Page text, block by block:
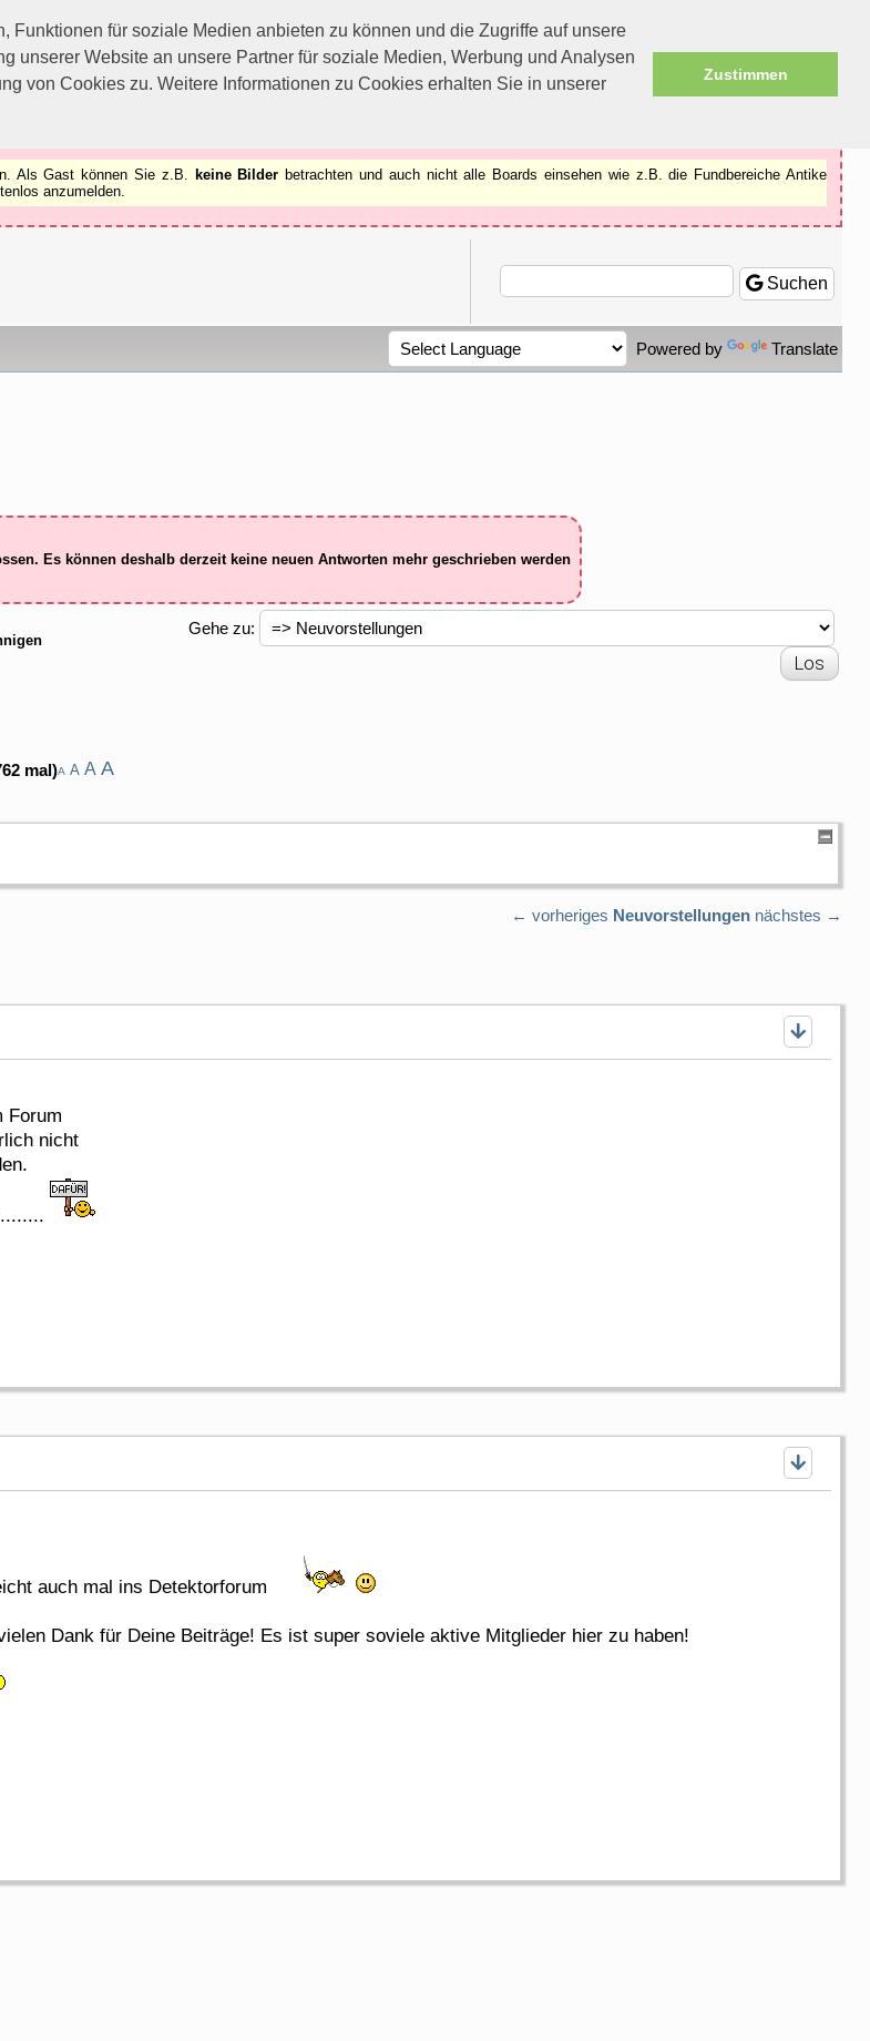
für soziale Medien anbieten zu können und die Zugriffe auf unsere
unserer Website an unsere Partner für soziale Medien, Werbung und Analysen
von Cookies zu. Weitere Informationen zu Cookies erhalten Sie in unserer
Zustimmen
Als Gast können Sie z.B. keine Bilder betrachten und auch nicht alle Boards einsehen wie z.B. die Fundbereiche Antike
anzumelden.
Suchen
Powered by Translate
Es können deshalb derzeit keine neuen Antworten mehr geschrieben werden
Gehe zu:
mal)A A A A
← vorheriges Neuvorstellungen nächstes →
Forum
nicht
auch mal ins Detektorforum
Dank für Deine Beiträge! Es ist super soviele aktive Mitglieder hier zu haben!